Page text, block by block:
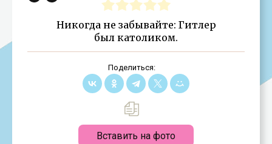
Никогда не забывайте: Гитлер
был католиком.
Поделиться:
Вставить на фото